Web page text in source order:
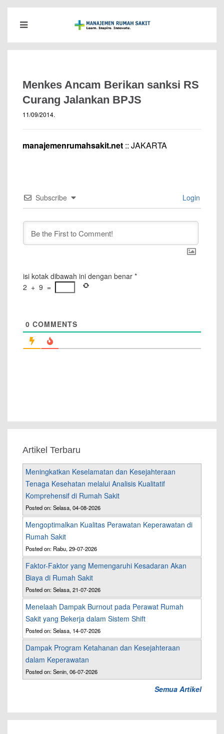
Menkes Ancam Berikan sanksi RS
Curang Jalankan BPJS
11/09/2014.
manajemenrumahsakit.net :: JAKARTA
Subscribe Login
isi kotak dibawah ini dengan benar *
2 + 9 =
0 COMMENTS
Artikel Terbaru
Meningkatkan Keselamatan dan Kesejahteraan
Tenaga Kesehatan melalui Analisis Kualitatif
Komprehensif di Rumah Sakit
Posted on: Selasa, 04-08-2026
Mengoptimalkan Kualitas Perawatan Keperawatan di
Rumah Sakit
Posted on: Rabu, 29-07-2026
Faktor-Faktor yang Memengaruhi Kesadaran Akan
Biaya di Rumah Sakit
Posted on: Selasa, 21-07-2026
Menelaah Dampak Burnout pada Perawat Rumah
Sakit yang Bekerja dalam Sistem Shift
Posted on: Selasa, 14-07-2026
Dampak Program Ketahanan dan Kesejahteraan
dalam Keperawatan
Posted on: Senin, 06-07-2026
Semua Artikel